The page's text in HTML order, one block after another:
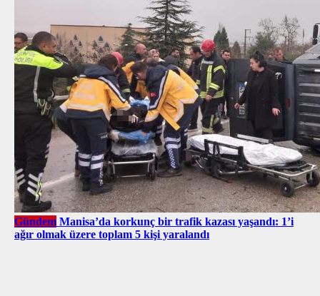
Gündem Manisa’da korkunç bir trafik kazası yaşandı: 1’i
ağır olmak üzere toplam 5 kişi yaralandı